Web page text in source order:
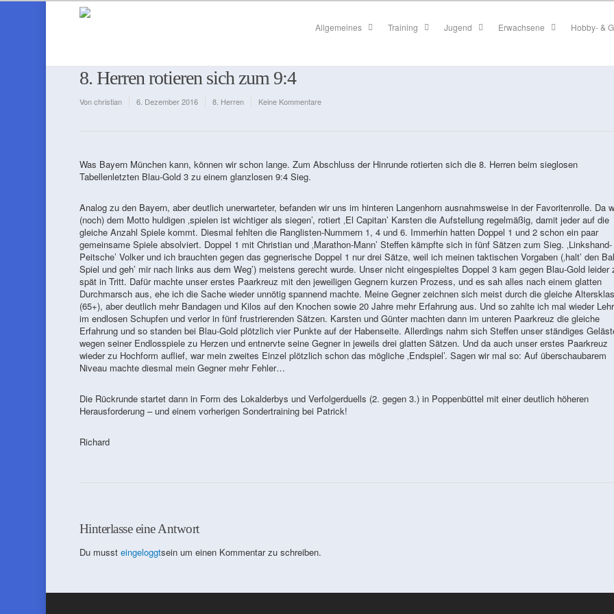
Allgemeines Training Jugend Erwachsene Hobby- &
8. Herren rotieren sich zum 9:4
Vonchristian 6. Dezember 2016 8. Herren Keine Kommentare
Was Bayern München kann, können wir schon lange. Zum Abschluss der Hinrunde rotierten sich die 8. Herren beim sieglosen
Tabellenletzten Blau-Gold 3 zu einem glanzlosen 9:4 Sieg.
Analog zu den Bayern, aber deutlich unerwarteter, befanden wir uns im hinteren Langenhorn ausnahmsweise in der Favoritenrolle. Da
(noch) dem Motto huldigen ‚spielen ist wichtiger als siegen’, rotiert ‚El Capitan’ Karsten die Aufstellung regelmäßig, damit jeder auf die
gleiche Anzahl Spiele kommt. Diesmal fehlten die Ranglisten-Nummern 1, 4 und 6. Immerhin hatten Doppel 1 und 2 schon ein paar
gemeinsame Spiele absolviert. Doppel 1 mit Christian und ‚Marathon-Mann’ Steffen kämpfte sich in fünf Sätzen zum Sieg. ‚Linkshand-
Peitsche’ Volker und ich brauchten gegen das gegnerische Doppel 1 nur drei Sätze, weil ich meinen taktischen Vorgaben (‚halt’ den
Spiel und geh’ mir nach links aus dem Weg’) meistens gerecht wurde. Unser nicht eingespieltes Doppel 3 kam gegen Blau-Gold leider
spät in Tritt. Dafür machte unser erstes Paarkreuz mit den jeweiligen Gegnern kurzen Prozess, und es sah alles nach einem glatten
Durchmarsch aus, ehe ich die Sache wieder unnötig spannend machte. Meine Gegner zeichnen sich meist durch die gleiche
(65+), aber deutlich mehr Bandagen und Kilos auf den Knochen sowie 20 Jahre mehr Erfahrung aus. Und so zahlte ich mal wieder
im endlosen Schupfen und verlor in fünf frustrierenden Sätzen. Karsten und Günter machten dann im unteren Paarkreuz die gleiche
Erfahrung und so standen bei Blau-Gold plötzlich vier Punkte auf der Habenseite. Allerdings nahm sich Steffen unser ständiges
wegen seiner Endlosspiele zu Herzen und entnervte seine Gegner in jeweils drei glatten Sätzen. Und da auch unser erstes Paarkreuz
wieder zu Hochform auflief, war mein zweites Einzel plötzlich schon das mögliche ‚Endspiel’. Sagen wir mal so: Auf überschaubarem
Niveau machte diesmal mein Gegner mehr Fehler…
Die Rückrunde startet dann in Form des Lokalderbys und Verfolgerduells (2. gegen 3.) in Poppenbüttel mit einer deutlich höheren
Herausforderung – und einem vorherigen Sondertraining bei Patrick!
Richard
Hinterlasse eine Antwort
Du musst eingeloggtsein um einen Kommentar zu schreiben.